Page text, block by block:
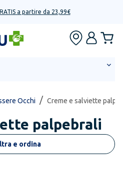
a partire da 23,99€
Occhi / Creme e salviette
palpebrali
e ordina